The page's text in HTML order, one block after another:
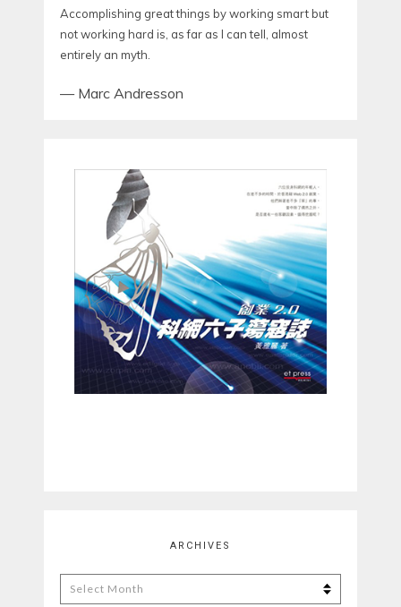
Accomplishing great things by working smart but
not working hard is, as far as I can tell, almost
entirely an myth.
— Marc Andresson
ARCHIVES
Archives